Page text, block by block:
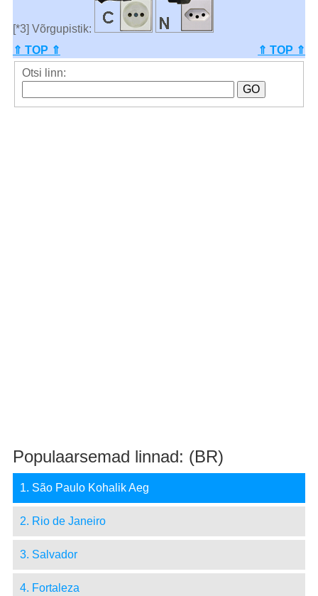
[*3] Võrgupistik:
⇑ TOP ⇑
⇑ TOP ⇑
Otsi linn:
Populaarsemad linnad: (BR)
1. São Paulo Kohalik Aeg
2. Rio de Janeiro
3. Salvador
4. Fortaleza